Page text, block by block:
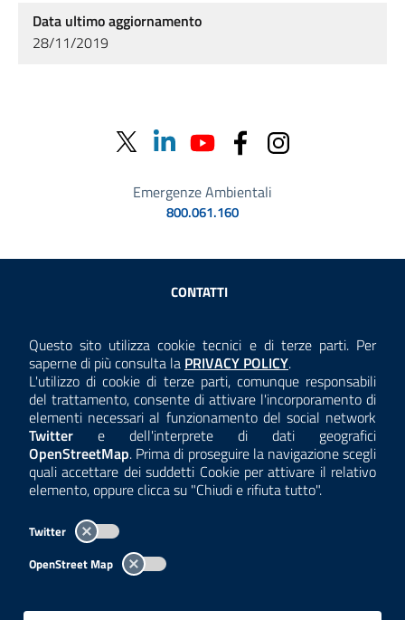
Questo sito utilizza cookie tecnici e di terze parti. Per
saperne di più consulta la Consulta la
PRIVACY POLICY.
L'utilizzo di cookie di terze parti, comunque responsabili
del trattamento, consente di attivare l'incorporamento di
elementi necessari al funzionamento del social network
Twitter e dell'interprete di dati geografici
OpenStreetMap. Prima di proseguire la navigazione scegli
quali accettare dei suddetti Cookie per attivare il relativo
elemento, oppure clicca su "Chiudi e rifiuta tutto".
Twitter
OpenStreet Map
Data ultimo aggiornamento
28/11/2019
Emergenze Ambientali
800.061.160
Sezione Link Utili
CONTATTI
ANTICORRUZIONE
ACCESSIBILITÀ
COOKIE E PRIVACY
TEMI A-Z
Per l'utilizzo del logo e dei dati fare riferimento al regolamento